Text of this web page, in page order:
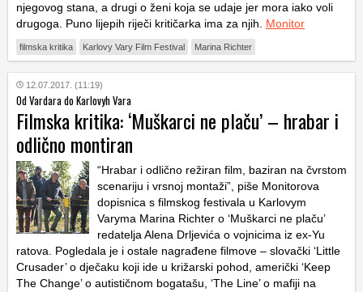
njegovog stana, a drugi o ženi koja se udaje jer mora iako voli
drugoga. Puno lijepih riječi kritičarka ima za njih. Monitor
filmska kritika Karlovy Vary Film Festival Marina Richter
12.07.2017. (11:19)
Od Vardara do Karlovyh Vara
Filmska kritika: ‘Muškarci ne plaču’ – hrabar i
odlično montiran
“Hrabar i odlično režiran film, baziran na čvrstom
scenariju i vrsnoj montaži”, piše Monitorova
dopisnica s filmskog festivala u Karlovym
Varyma Marina Richter o ‘Muškarci ne plaču’
redatelja Alena Drljevića o vojnicima iz ex-Yu
ratova. Pogledala je i ostale nagrađene filmove – slovački ‘Little
Crusader’ o dječaku koji ide u križarski pohod, američki ‘Keep
The Change’ o autističnom bogatašu, ‘The Line’ o mafiji na